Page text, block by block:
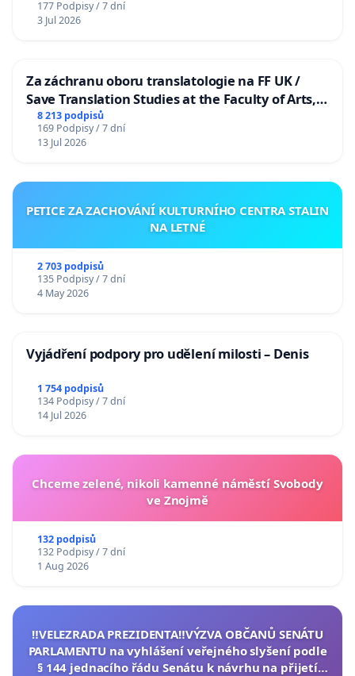
177 Podpisy / 7 dní
3 Jul 2026
Za záchranu oboru translatologie na FF UK /
Save Translation Studies at the Faculty of Arts,
Charles University
8 213 podpisů
169 Podpisy / 7 dní
13 Jul 2026
PETICE ZA ZACHOVÁNÍ KULTURNÍHO CENTRA STALIN
NA LETNÉ
2 703 podpisů
135 Podpisy / 7 dní
4 May 2026
Vyjádření podpory pro udělení milosti – Denis
1 754 podpisů
134 Podpisy / 7 dní
14 Jul 2026
Chceme zelené, nikoli kamenné náměstí Svobody
ve Znojmě
132 podpisů
132 Podpisy / 7 dní
1 Aug 2026
‼️VELEZRADA PREZIDENTA‼️VÝZVA OBČANŮ SENÁTU
PARLAMENTU na vyhlášení veřejného slyšení podle
§ 144 jednacího řádu Senátu k návrhu na přijetí